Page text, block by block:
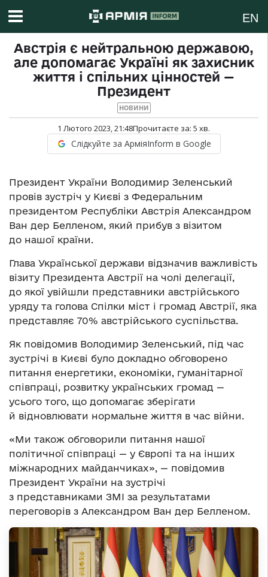
EN
Австрія є нейтральною державою,
але допомагає Україні як захисник
життя і спільних цінностей —
Президент
НОВИНИ
1 Лютого 2023, 21:48Прочитаєте за: 5 хв.
Слідкуйте за АрміяInform в Google
Президент України Володимир Зеленський
провів зустріч у Києві з Федеральним
президентом Республіки Австрія Александром
Ван дер Белленом, який прибув з візитом
до нашої країни.
Глава Української держави відзначив важливість
візиту Президента Австрії на чолі делегації,
до якої увійшли представники австрійського
уряду та голова Спілки міст і громад Австрії, яка
представляє 70% австрійського суспільства.
Як повідомив Володимир Зеленський, під час
зустрічі в Києві було докладно обговорено
питання енергетики, економіки, гуманітарної
співпраці, розвитку українських громад —
усього того, що допомагає зберігати
й відновлювати нормальне життя в час війни.
«Ми також обговорили питання нашої
політичної співпраці — у Європі та на інших
міжнародних майданчиках», — повідомив
Президент України на зустрічі
з представниками ЗМІ за результатами
переговорів з Александром Ван дер Белленом.